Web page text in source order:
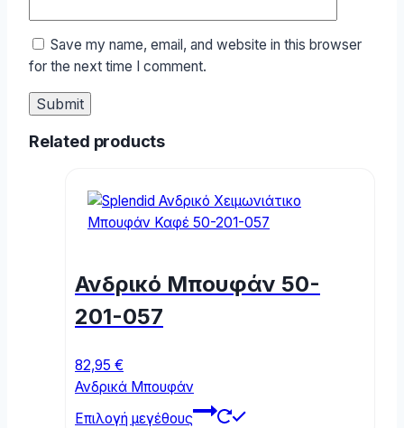
Save my name, email, and website in this browser
for the next time I comment.
Related products
Ανδρικό Μπουφάν 50-
201-057
82,95 €
Ανδρικά Μπουφάν
Επιλογή μεγέθους